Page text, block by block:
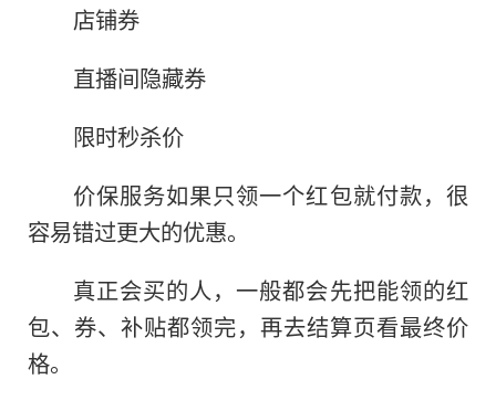
店铺券
直播间隐藏券
限时秒杀价
价保服务如果只领一个红包就付款，很
容易错过更大的优惠。
真正会买的人，一般都会先把能领的红
包、券、补贴都领完，再去结算页看最终价
格。